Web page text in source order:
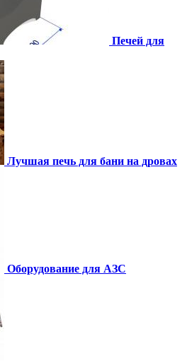
Печей для
Лучшая печь для бани на дровах
Оборудование для АЗС